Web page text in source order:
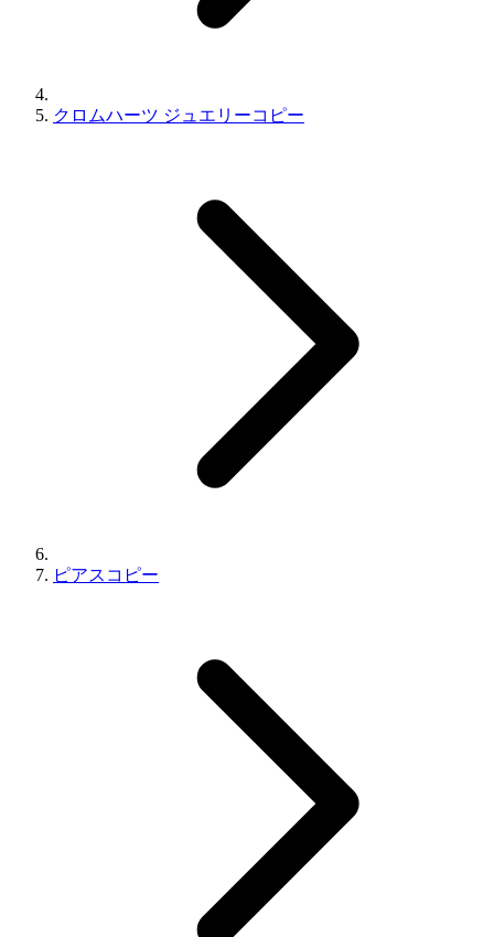
クロムハーツ ジュエリーコピー
ピアスコピー